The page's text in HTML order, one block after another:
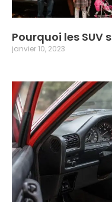
Pourquoi les
janvier 10, 2023